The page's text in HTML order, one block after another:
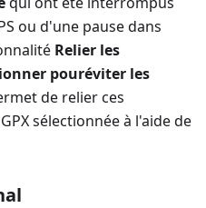
ou d'une pause dans
Relier les
pouréviter les
de relier ces
sélectionnée à l'aide de